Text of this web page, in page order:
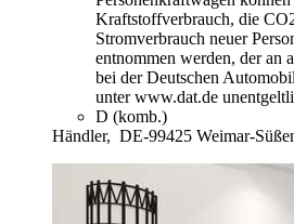
Kraftstoffverbrauch, die
Stromverbrauch neuer
entnommen werden, der an
bei der Deutschen
unter www.dat.de
D (komb.)
Händler, DE-99425 Weimar-